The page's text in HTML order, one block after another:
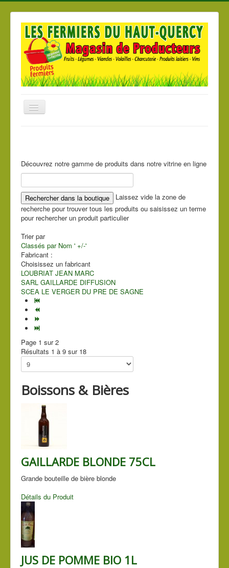
Basculer
la
Nos Magasins
Découvrez notre gamme de produits dans notre vitrine en ligne
Laissez vide la zone de
recherche pour trouver tous les produits ou saisissez un terme
pour rechercher un produit particulier
Trier par
Classés par Nom ' +/-'
Fabricant :
Choisissez un fabricant
LOUBRIAT JEAN MARC
SARL GAILLARDE DIFFUSION
SCEA LE VERGER DU PRE DE SAGNE
Page 1 sur 2
Résultats 1 à 9 sur 18
Boissons & Bières
GAILLARDE BLONDE 75CL
Grande bouteille de bière blonde
Détails du Produit
JUS DE POMME BIO 1L